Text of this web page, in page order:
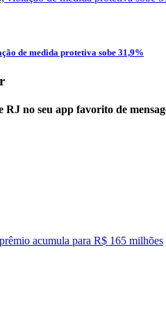
de medida protetiva sobe 31,9%
RJ no seu app favorito de